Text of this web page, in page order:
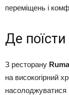
переміщень і
Де поїсти
З ресторану
на високогірний
насолоджуватися